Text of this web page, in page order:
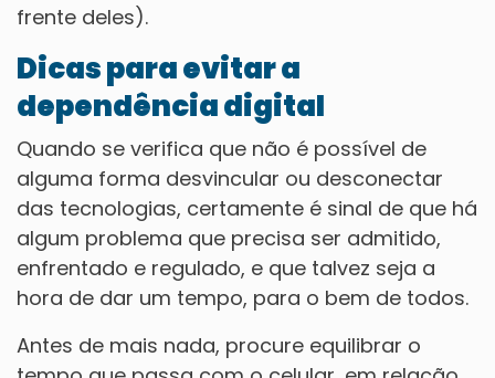
frente deles).
Dicas para evitar a
dependência digital
Quando se verifica que não é possível de
alguma forma desvincular ou desconectar
das tecnologias, certamente é sinal de que há
algum problema que precisa ser admitido,
enfrentado e regulado, e que talvez seja a
hora de dar um tempo, para o bem de todos.
Antes de mais nada, procure equilibrar o